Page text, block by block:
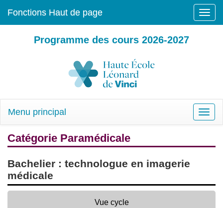
Toggle
Fonctions Haut de page
Programme des cours 2026-2027
Toggle
Menu principal
Catégorie Paramédicale
Bachelier : technologue en imagerie
médicale
Vue cycle